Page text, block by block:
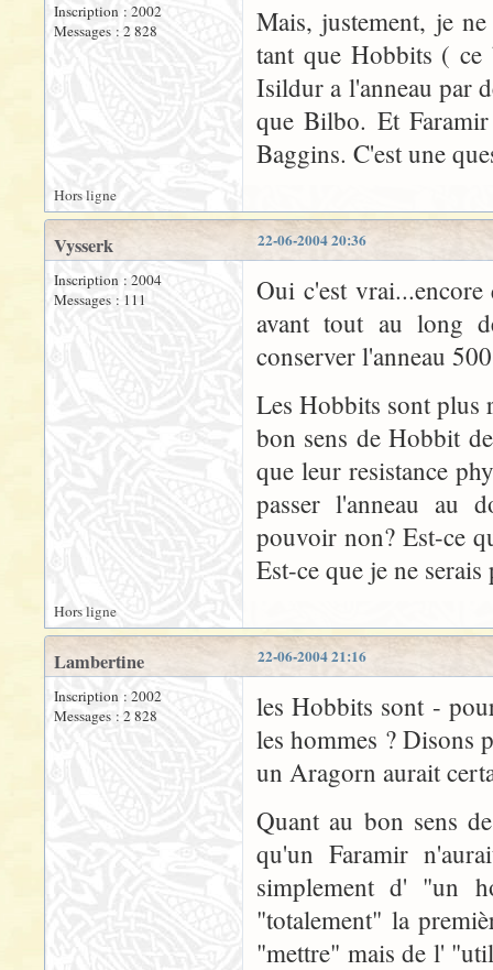
Inscription : 2002
Messages : 2 828
Mais, justement, je
tant que Hobbits ( ce
Isildur a l'anneau par
que Bilbo. Et
Baggins. C'est une
Hors ligne
22-06-2004 20:36
Vysserk
Inscription : 2004
Messages : 111
Oui c'est vrai...encore
avant tout au long
conserver l'anneau
Les Hobbits sont plus
bon sens de Hobbit
que leur resistance
passer l'anneau au
pouvoir non? Est-ce
Est-ce que je ne
Hors ligne
22-06-2004 21:16
Lambertine
Inscription : 2002
Messages : 2 828
les Hobbits sont -
les hommes ? Disons
un Aragorn aurait
Quant au bon sens
qu'un Faramir
simplement d' "un
"totalement" la
"mettre" mais de l'